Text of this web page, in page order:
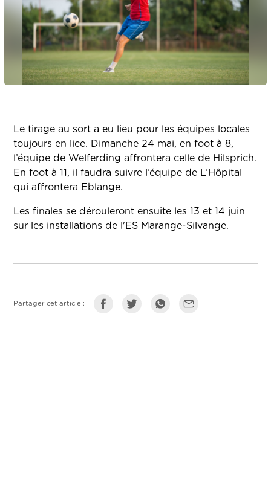
Le tirage au sort a eu lieu pour les équipes locales
toujours en lice. Dimanche 24 mai, en foot à 8,
l’équipe de Welferding affrontera celle de Hilsprich.
En foot à 11, il faudra suivre l’équipe de L’Hôpital
qui affrontera Eblange.
Les finales se dérouleront ensuite les 13 et 14 juin
sur les installations de l'ES Marange-Silvange.
Partager cet article :